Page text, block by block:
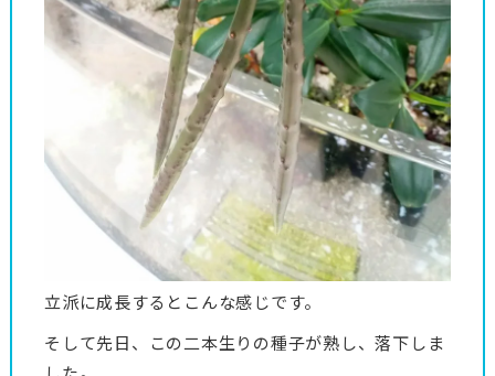
立派に成長するとこんな感じです。
そして先日、この二本生りの種子が熟し、落下しま